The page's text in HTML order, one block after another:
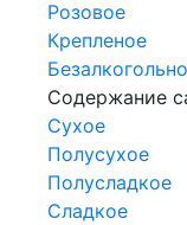
Розовое
Крепленое
Содержание
Сухое
Полусухое
Полусладкое
Сладкое